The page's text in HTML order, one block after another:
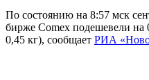
По состоянию на 8:57 мск
бирже Comex подешевели на
0,45 кг), сообщает РИА